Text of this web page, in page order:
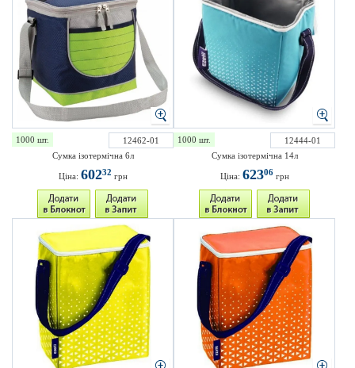
1000 шт.
12462-01
Сумка ізотермічна 6л
Ціна: 60232 грн
1000 шт.
12444-01
Сумка ізотермічна 14л
Ціна: 62306грн